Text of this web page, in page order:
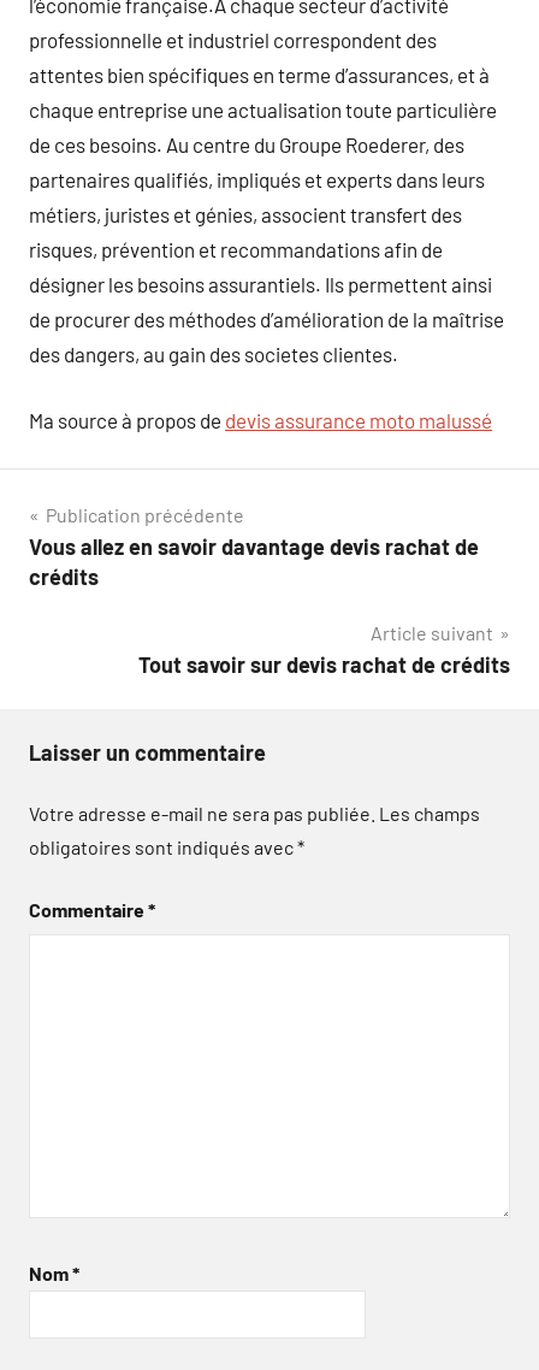
l’économie française.A chaque secteur d’activité
professionnelle et industriel correspondent des
attentes bien spécifiques en terme d’assurances, et à
chaque entreprise une actualisation toute particulière
de ces besoins. Au centre du Groupe Roederer, des
partenaires qualifiés, impliqués et experts dans leurs
métiers, juristes et génies, associent transfert des
risques, prévention et recommandations afin de
désigner les besoins assurantiels. Ils permettent ainsi
de procurer des méthodes d’amélioration de la maîtrise
des dangers, au gain des societes clientes.
Ma source à propos de devis assurance moto malussé
Navigation
de
Publication précédente
Vous allez en savoir davantage devis rachat de
crédits
Article suivant
Tout savoir sur devis rachat de crédits
Laisser un commentaire
Votre adresse e-mail ne sera pas publiée. Les champs
obligatoires sont indiqués avec*
Commentaire*
Nom*